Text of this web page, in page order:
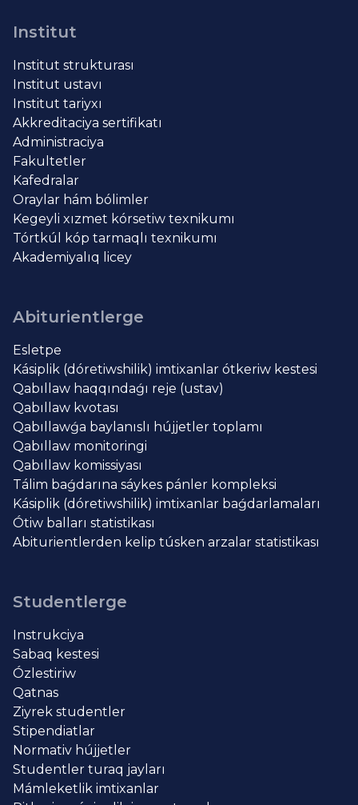
Institut
Institut strukturası
Institut ustavı
Institut tariyxı
Akkreditaciya sertifikatı
Administraciya
Fakultetler
Kafedralar
Oraylar hám bólimler
Kegeyli xızmet kórsetiw texnikumı
Tórtkúl kóp tarmaqlı texnikumı
Akademiyalıq licey
Abiturientlerge
Esletpe
Kásiplik (dóretiwshilik) imtixanlar ótkeriw kestesi
Qabıllaw haqqındaǵı reje (ustav)
Qabıllaw kvotası
Qabıllawǵa baylanıslı hújjetler toplamı
Qabıllaw monitoringi
Qabıllaw komissiyası
Tálim baǵdarına sáykes pánler kompleksi
Kásiplik (dóretiwshilik) imtixanlar baǵdarlamaları
Ótiw balları statistikası
Abiturientlerden kelip túsken arzalar statistikası
Studentlerge
Instrukciya
Sabaq kestesi
Ózlestiriw
Qatnas
Ziyrek studentler
Stipendiatlar
Normativ hújjetler
Studentler turaq jayları
Mámleketlik imtixanlar